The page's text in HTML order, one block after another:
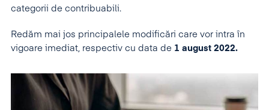
categorii de contribuabili.
Redăm mai jos principalele modificări care vor intra în
vigoare imediat, respectiv cu data de 1 august 2022.